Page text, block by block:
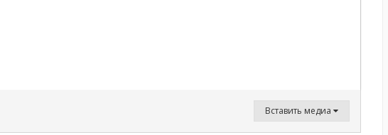
Вставить медиа